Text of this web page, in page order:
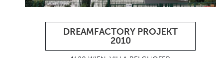
DREAMFACTORY PROJEKT
2010